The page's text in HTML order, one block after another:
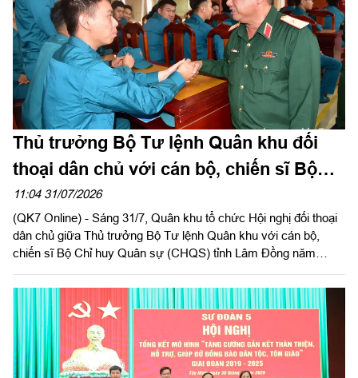
Thủ trưởng Bộ Tư lệnh Quân khu đối
thoại dân chủ với cán bộ, chiến sĩ Bộ
CHQS tỉnh Lâm Đồng
11:04 31/07/2026
(QK7 Online) - Sáng 31/7, Quân khu tổ chức Hội nghị đối thoại
dân chủ giữa Thủ trưởng Bộ Tư lệnh Quân khu với cán bộ,
chiến sĩ Bộ Chỉ huy Quân sự (CHQS) tỉnh Lâm Đồng năm
Phó Chính ủy Quân khu chủ trì hội nghị.